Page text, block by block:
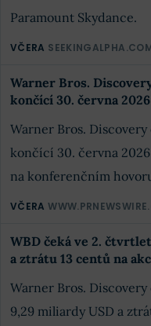
Paramount Skydance.
VČERA
Warner Bros.
končící 30. června 2026
Warner Bros.
končící 30. června
na konferenčním
VČERA
WBD čeká ve 2.
a ztrátu 13 centů na
Warner Bros.
9,29 miliardy USD a